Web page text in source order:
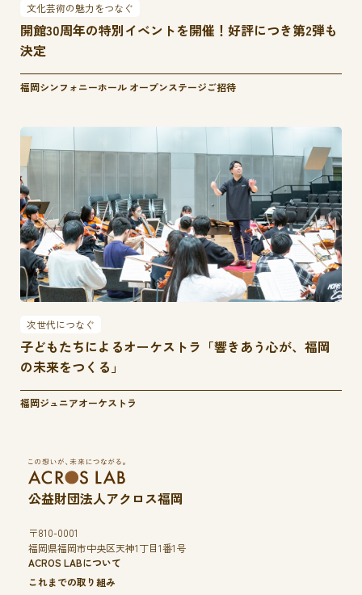
文化芸術の魅力をつなぐ
開館30周年の特別イベントを開催！好評につき第2弾も
決定
福岡シンフォニーホール オープンステージご招待
次世代につなぐ
子どもたちによるオーケストラ「響きあう心が、福岡
の未来をつくる」
福岡ジュニアオーケストラ
公益財団法人アクロス福岡
〒810-0001
福岡県福岡市中央区天神1丁目1番1号
ACROS LABについて
これまでの取り組み